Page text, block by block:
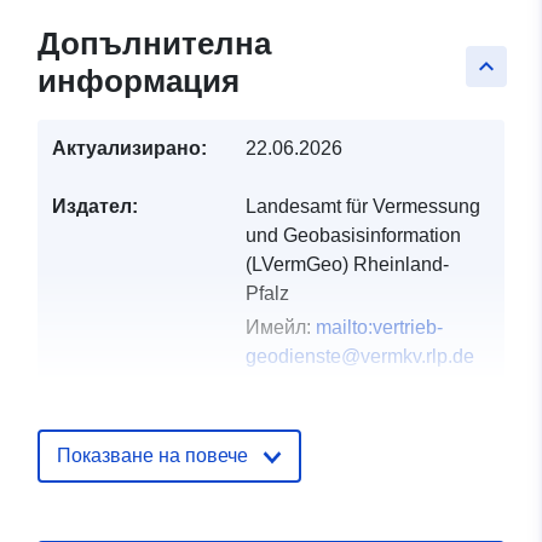
keyboard_arrow_up
Допълнителна
информация
Актуализирано: 22.06.2026
Издател:
Landesamt für Vermessung
und Geobasisinformation
(LVermGeo) Rheinland-
Pfalz
Имейл: mailto:vertrieb-
geodienste@vermkv.rlp.de
запис:
January 2026
Актуализирана на
Показване на повече